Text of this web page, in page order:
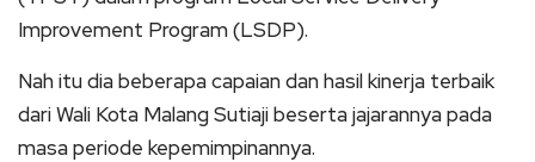
Improvement Program (LSDP).
Nah itu dia beberapa capaian dan hasil kinerja terbaik
dari Wali Kota Malang Sutiaji beserta jajarannya pada
masa periode kepemimpinannya.